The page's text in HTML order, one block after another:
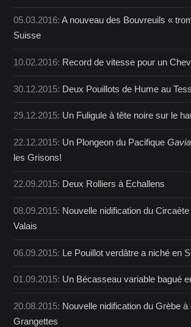
05.03.2016:A nouveau des Bouvreuils «
Suisse
10.02.2016: Record de vitesse pour un
30.12.2015: Deux Pouillots de Hume au
29.12.2015: Un Fuligule à tête noire sur le
22.12.2015: Un Plongeon du Pacifique
les Grisons!
22.09.2015: Deux Rolliers à Echallens
08.09.2015: Nouvelle nidification du
Valais
06.09.2015: Le Pouillot verdâtre a niché en
01.09.2015: Un Bécasseau variable bagué
20.08.2015: Nouvelle nidification du Grèbe à
Grangettes